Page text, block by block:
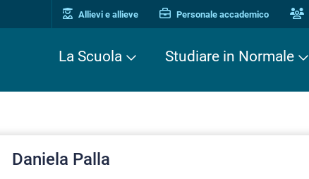
Allievi e allieve Personale accademico
La Scuola Studiare in Normale
Daniela Palla